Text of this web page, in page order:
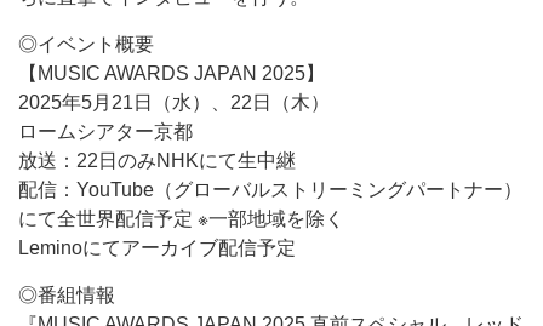
◎イベント概要
【MUSIC AWARDS JAPAN 2025】
2025年5月21日（水）、22日（木）
ロームシアター京都
放送：22日のみNHKにて生中継
配信：YouTube（グローバルストリーミングパートナー）
にて全世界配信予定 ※一部地域を除く
Leminoにてアーカイブ配信予定
◎番組情報